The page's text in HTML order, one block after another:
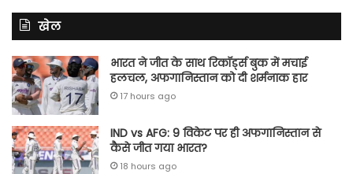
खेल
भारत ने जीत के साथ रिकॉर्ड्स बुक में मचाई
हलचल, अफगानिस्तान को दी शर्मनाक हार
17 hours ago
IND vs AFG: 9 विकेट पर ही अफगानिस्तान से
कैसे जीत गया भारत?
18 hours ago